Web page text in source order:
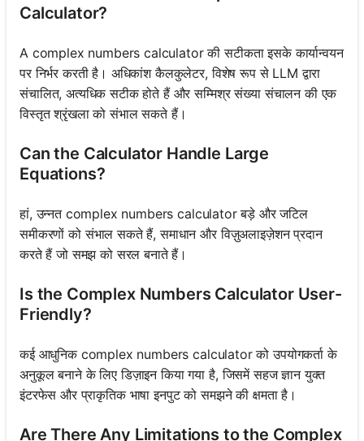
Calculator?
A complex numbers calculator की सटीकता इसके कार्यान्वयन
पर निर्भर करती है। अधिकांश कैलकुलेटर, विशेष रूप से LLM द्वारा
संचालित, अत्यधिक सटीक होते हैं और सम्मिश्र संख्या संचालन की एक
विस्तृत श्रृंखला को संभाल सकते हैं।
Can the Calculator Handle Large
Equations?
हां, उन्नत complex numbers calculator बड़े और जटिल
समीकरणों को संभाल सकते हैं, समाधान और विज़ुअलाइज़ेशन प्रदान
करते हैं जो समझ को सरल बनाते हैं।
Is the Complex Numbers Calculator User-
Friendly?
कई आधुनिक complex numbers calculator को उपयोगकर्ता के
अनुकूल बनाने के लिए डिज़ाइन किया गया है, जिसमें सहज ज्ञान युक्त
इंटरफेस और प्राकृतिक भाषा इनपुट को समझने की क्षमता है।
Are There Any Limitations to the Complex